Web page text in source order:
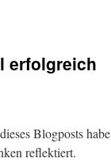
erfolgreich
Blogposts habe
reflektiert.